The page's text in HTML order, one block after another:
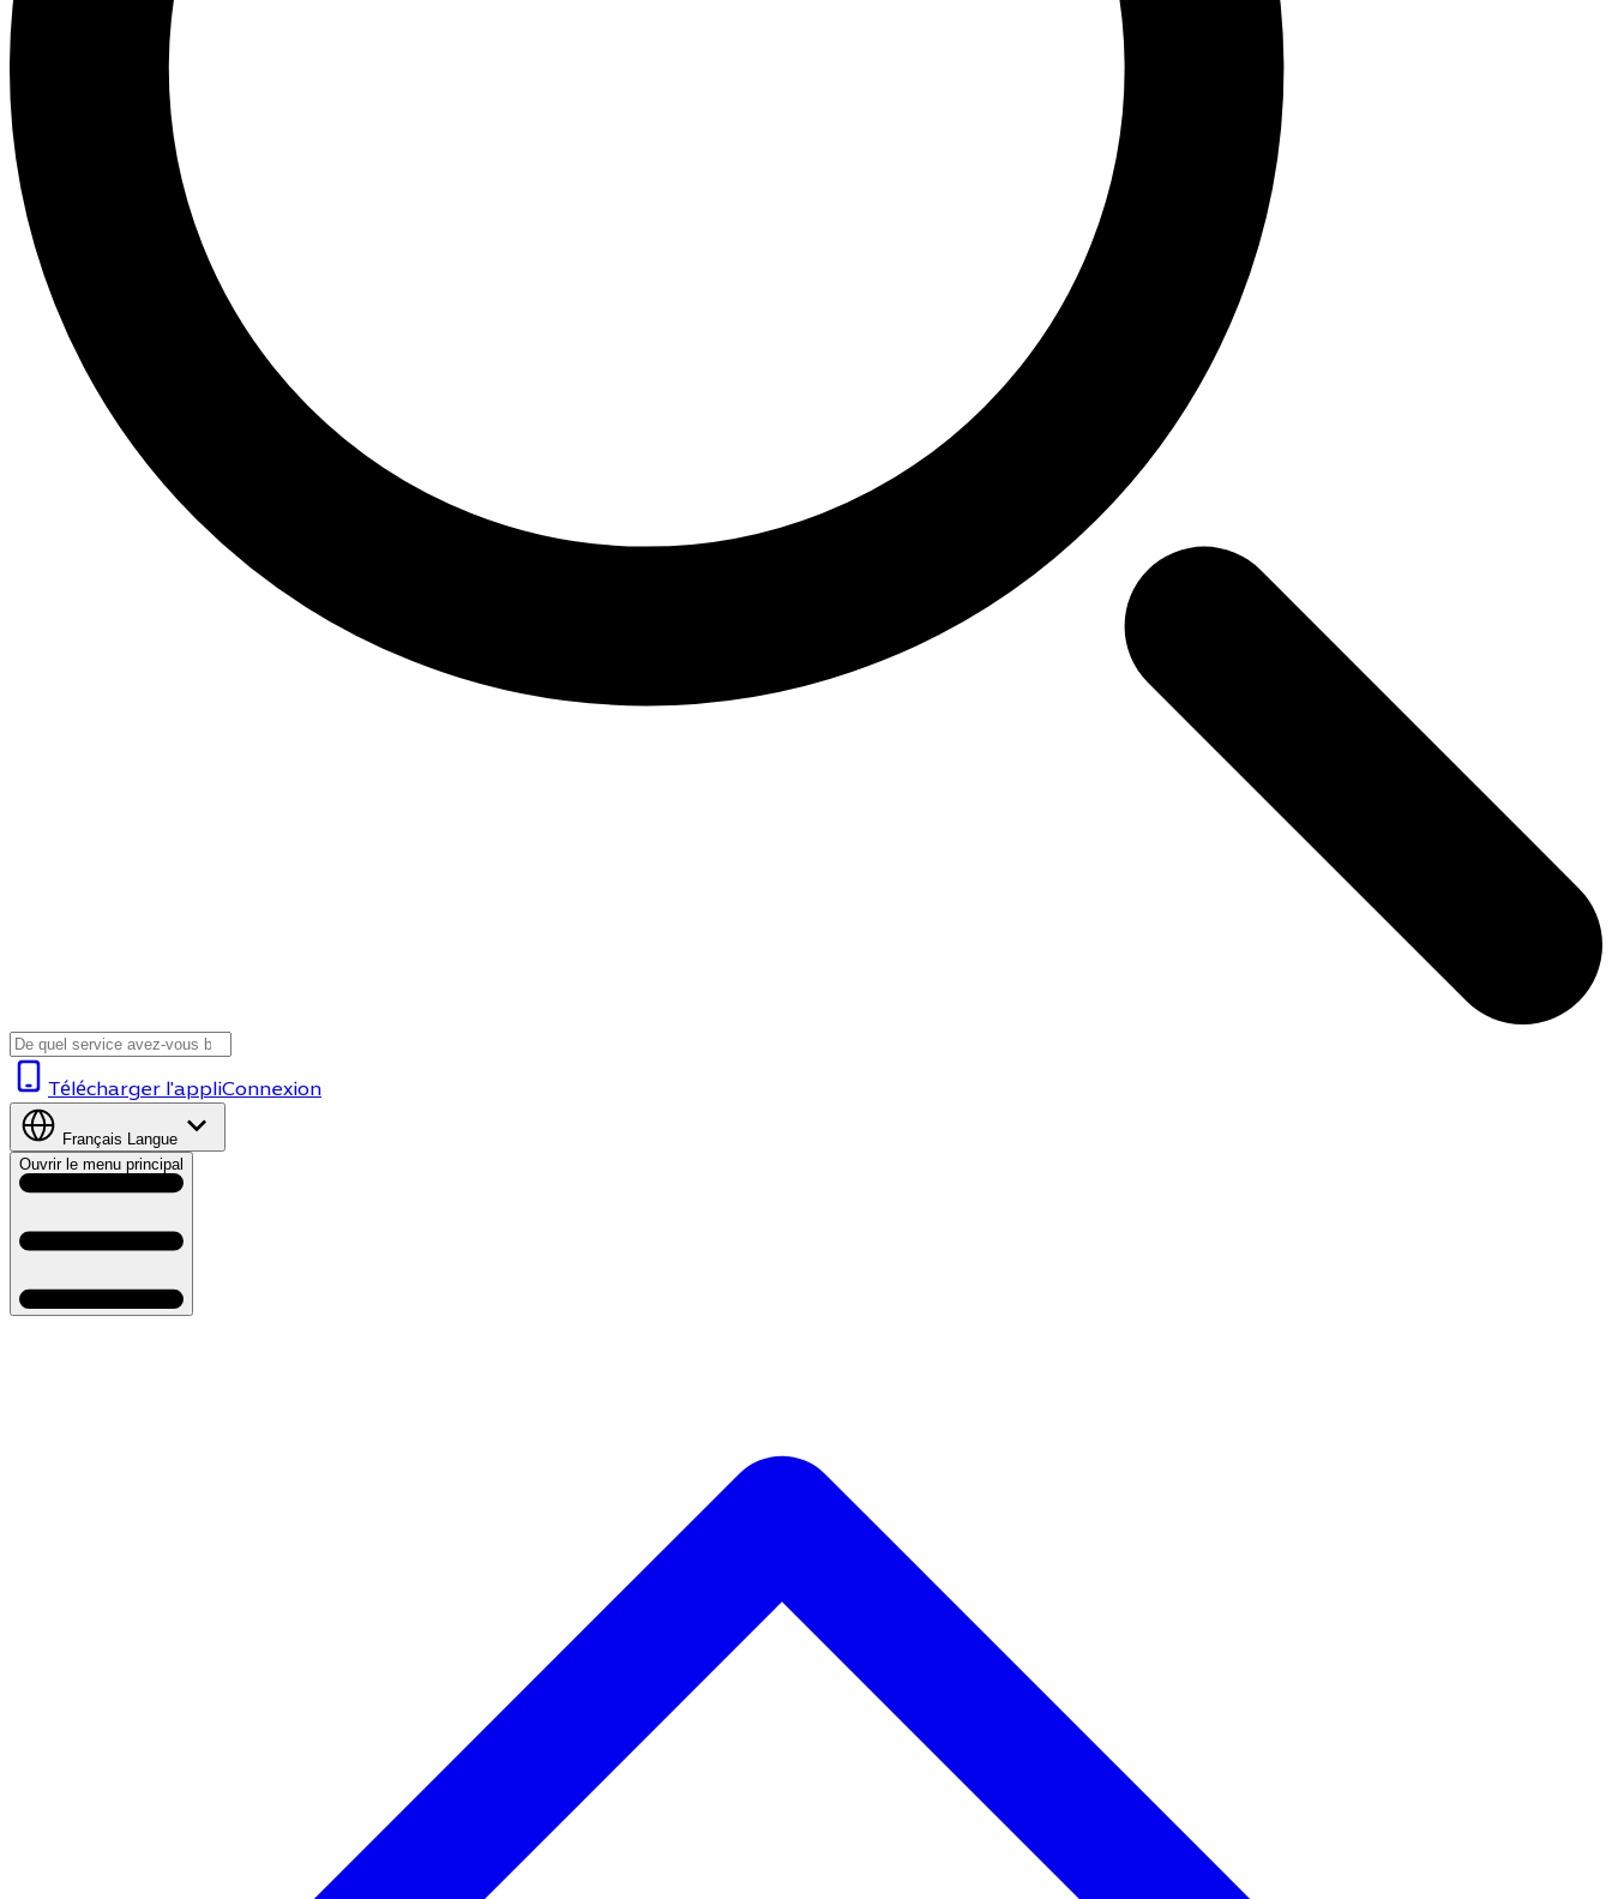
Télécharger l'appliConnexion
Français Langue
Ouvrir le menu principal